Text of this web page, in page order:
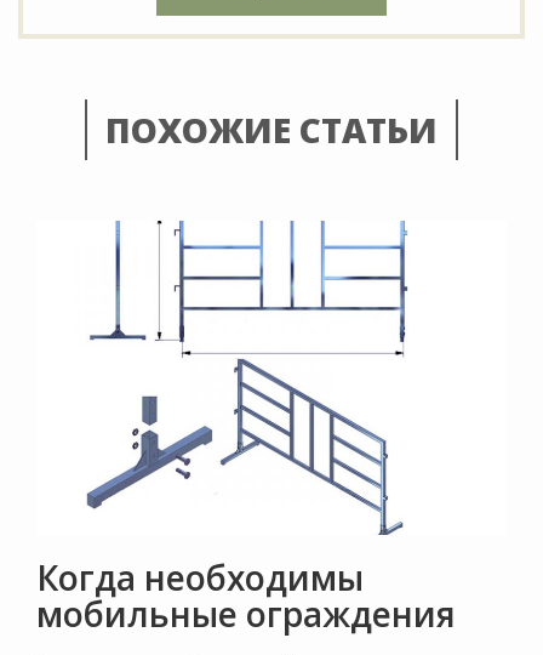
ПОХОЖИЕ СТАТЬИ
Когда необходимы
мобильные ограждения